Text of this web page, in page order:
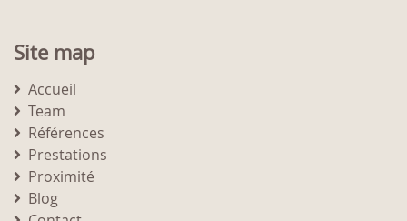
Site map
Accueil
Team
Références
Prestations
Proximité
Blog